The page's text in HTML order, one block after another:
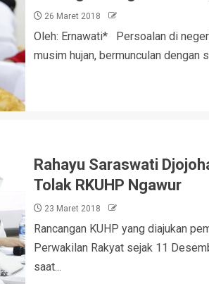
26 Maret 2018
Oleh: Ernawati* Persoalan di
musim hujan, bermunculan dengan
Rahayu Saraswati
Tolak RKUHP Ngawur
23 Maret 2018
Rancangan KUHP yang diajukan
Perwakilan Rakyat sejak 11
saat...